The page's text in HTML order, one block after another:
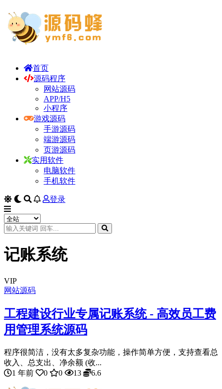
首页
源码程序
网站源码
APP/H5
小程序
游戏源码
手游源码
端游源码
页游源码
实用软件
电脑软件
手机软件
登录
记账系统
VIP
网站源码
工程建设行业专属记账系统 - 高效员工费
用管理系统源码
程序很简洁，没有太多复杂功能，操作简单方便，支持查看总
收入、总支出、净余额 (收...
1 年前
0 0 13 6.6